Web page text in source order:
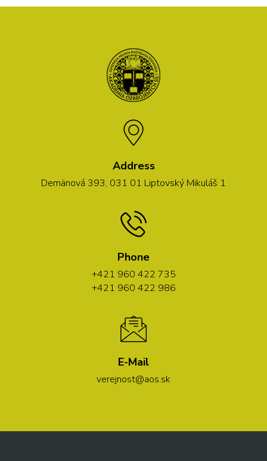
Address
Demänová 393, 031 01 Liptovský Mikuláš 1
Phone
+421 960 422 735
+421 960 422 986
E-Mail
verejnost@aos.sk